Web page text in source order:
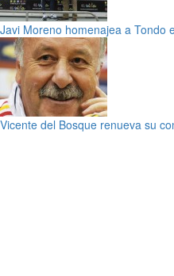
Javi Moreno homenajea a Tondo
Vicente del Bosque renueva su